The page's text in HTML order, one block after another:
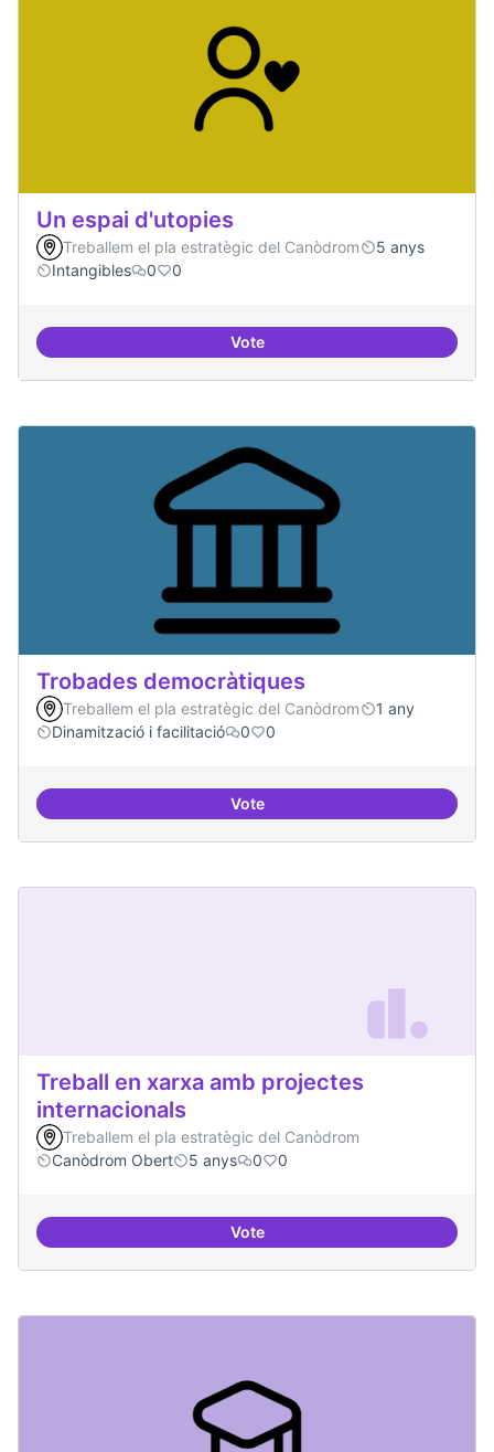
Un espai d'utopies
Treballem el pla estratègic del Canòdrom
5 anys
Intangibles
0 0
VoteUn espai d'utopies
Trobades democràtiques
Treballem el pla estratègic del Canòdrom
1 any
Dinamització i facilitació
0 0
VoteTrobades democràtiques
Treball en xarxa amb projectes
internacionals
Treballem el pla estratègic del Canòdrom
Canòdrom Obert
5 anys 0 0
VoteTreball en xarxa amb projectes